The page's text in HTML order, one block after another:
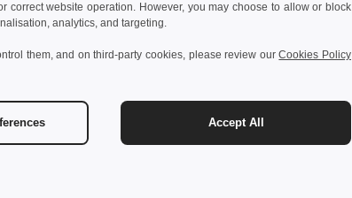
correct website operation. However, you may choose to allow or block
analytics, and targeting.
them, and on third-party cookies, please review ourCookies Policy
Accept All